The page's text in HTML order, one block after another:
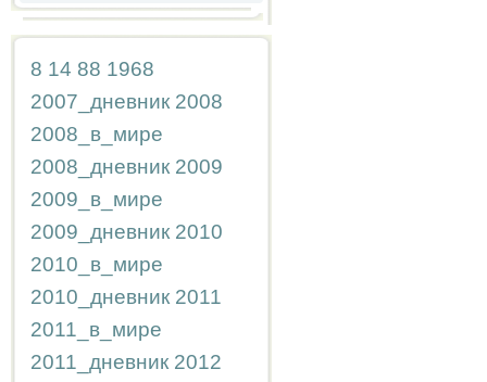
8 14 88 1968
2007_дневник 2008
2008_в_мире
2008_дневник 2009
2009_в_мире
2009_дневник 2010
2010_в_мире
2010_дневник 2011
2011_в_мире
2011_дневник 2012